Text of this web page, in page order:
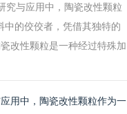
究与应用中，陶瓷改性颗粒
的佼佼者，凭借其独特的
改性颗粒是一种经过特殊加
用中，陶瓷改性颗粒作为一